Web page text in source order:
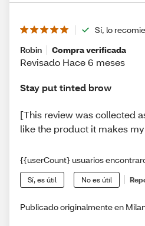
Sí, lo
Robin
Compra verificada
Revisado Hace 6 meses
Stay put tinted brow
[This review was collected
like the product it makes
{{userCount} usuarios
Sí, es útil No es útil
Publicado originalmente en